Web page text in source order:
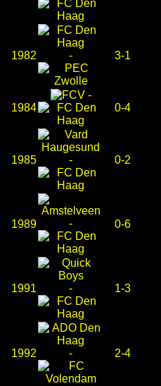
1982 - 3-1
1984
-
0-4
1985 - 0-2
1989 - 0-6
1991 - 1-3
1992 - 2-4